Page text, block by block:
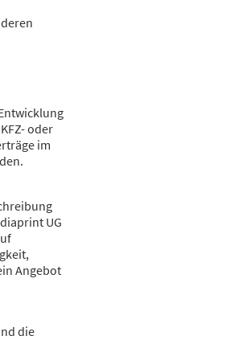
oder
im
UG
Angebot
die